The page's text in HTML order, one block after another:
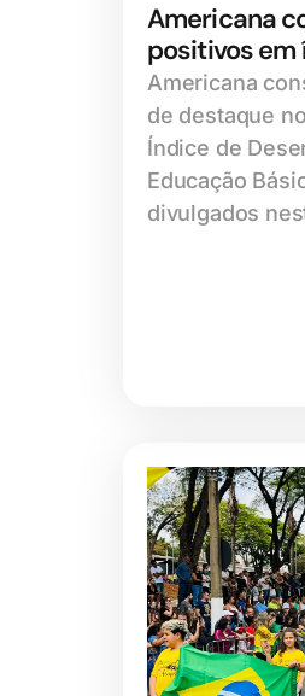
Americana
positivos em
Americana
de destaque
Índice de
Educação
divulgados